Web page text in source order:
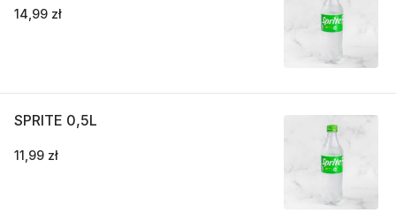
14,99 zł
SPRITE 0,5L
11,99 zł